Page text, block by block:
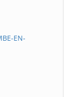
EN-